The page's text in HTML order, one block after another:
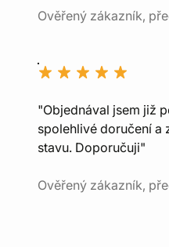
Ověřený zákazník,
"Objednával jsem již
spolehlivé doručení a
stavu. Doporučuji"
Ověřený zákazník,